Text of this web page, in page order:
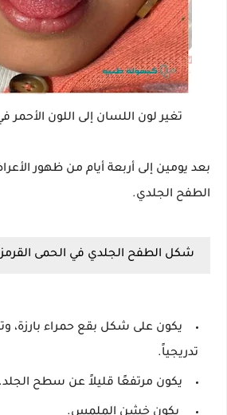
تغير لون اللسان إلى اللون الأحمر
بعد يومين إلى أربعة أيام من ظهور
الطفح الجلدي.
شكل الطفح الجلدي في الحمى
يكون على شكل بقع حمراء بارزة،
تدريجياً.
يكون مرتفعًا قليلاً عن سطح الجلد.